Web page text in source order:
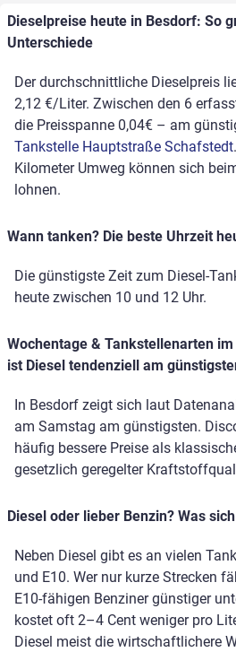
Dieselpreise heute in Besdorf: So
Unterschiede
Der durchschnittliche Dieselpreis
2,12 €/Liter. Zwischen den 6
die Preisspanne 0,04€ – am
Tankstelle Hauptstraße Schafstedt
Kilometer Umweg können sich
lohnen.
Wann tanken? Die beste Uhrzeit
Die günstigste Zeit zum Diesel-
heute zwischen 10 und 12 Uhr.
Wochentage & Tankstellenarten
ist Diesel tendenziell am
In Besdorf zeigt sich laut
am Samstag am günstigsten.
häufig bessere Preise als
gesetzlich geregelter
Diesel oder lieber Benzin? Was
Neben Diesel gibt es an vielen
und E10. Wer nur kurze Strecken
E10-fähigen Benziner günstiger
kostet oft 2–4 Cent weniger pro
Diesel meist die wirtschaftlichere